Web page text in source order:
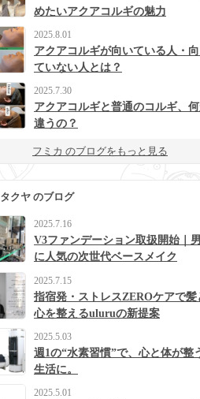
めたいアクアコルギの魅力
2025.8.01
アクアコルギが向いている人・
ていない人とは？
2025.7.30
アクアコルギと普通のコルギ、
違うの？
フミカ のブログをもっと見る
タクヤ のブログ
2025.7.16
V3ファンデーション取扱開始｜
に人気の次世代ベースメイク
2025.7.15
指宿発・ストレスZEROケアで髪
心を整えるuluruの新提案
2025.5.03
週1の“水素習慣”で、心と体が整
生活に。
2025.5.01